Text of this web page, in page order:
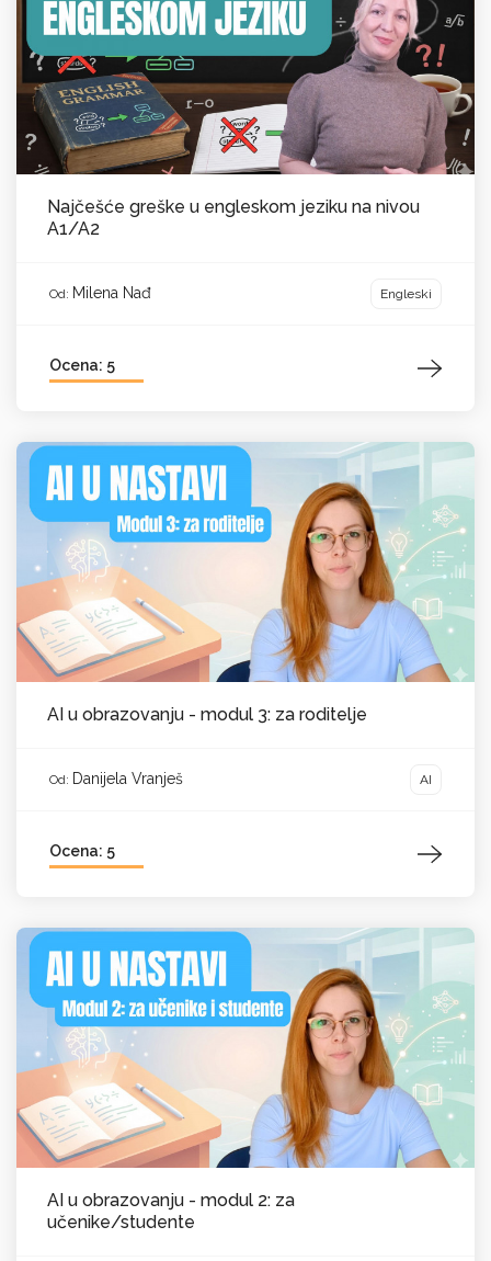
Najčešće greške u engleskom jeziku na nivou
A1/A2
Od: Milena Nađ Engleski
Ocena: 5
AI u obrazovanju - modul 3: za roditelje
Od: Danijela Vranješ AI
Ocena: 5
AI u obrazovanju - modul 2: za
učenike/studente